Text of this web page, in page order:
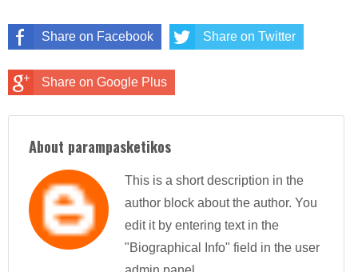
Share on Facebook Share on Twitter
Share on Google Plus
About parampasketikos
This is a short description in the
author block about the author. You
edit it by entering text in the
"Biographical Info" field in the user